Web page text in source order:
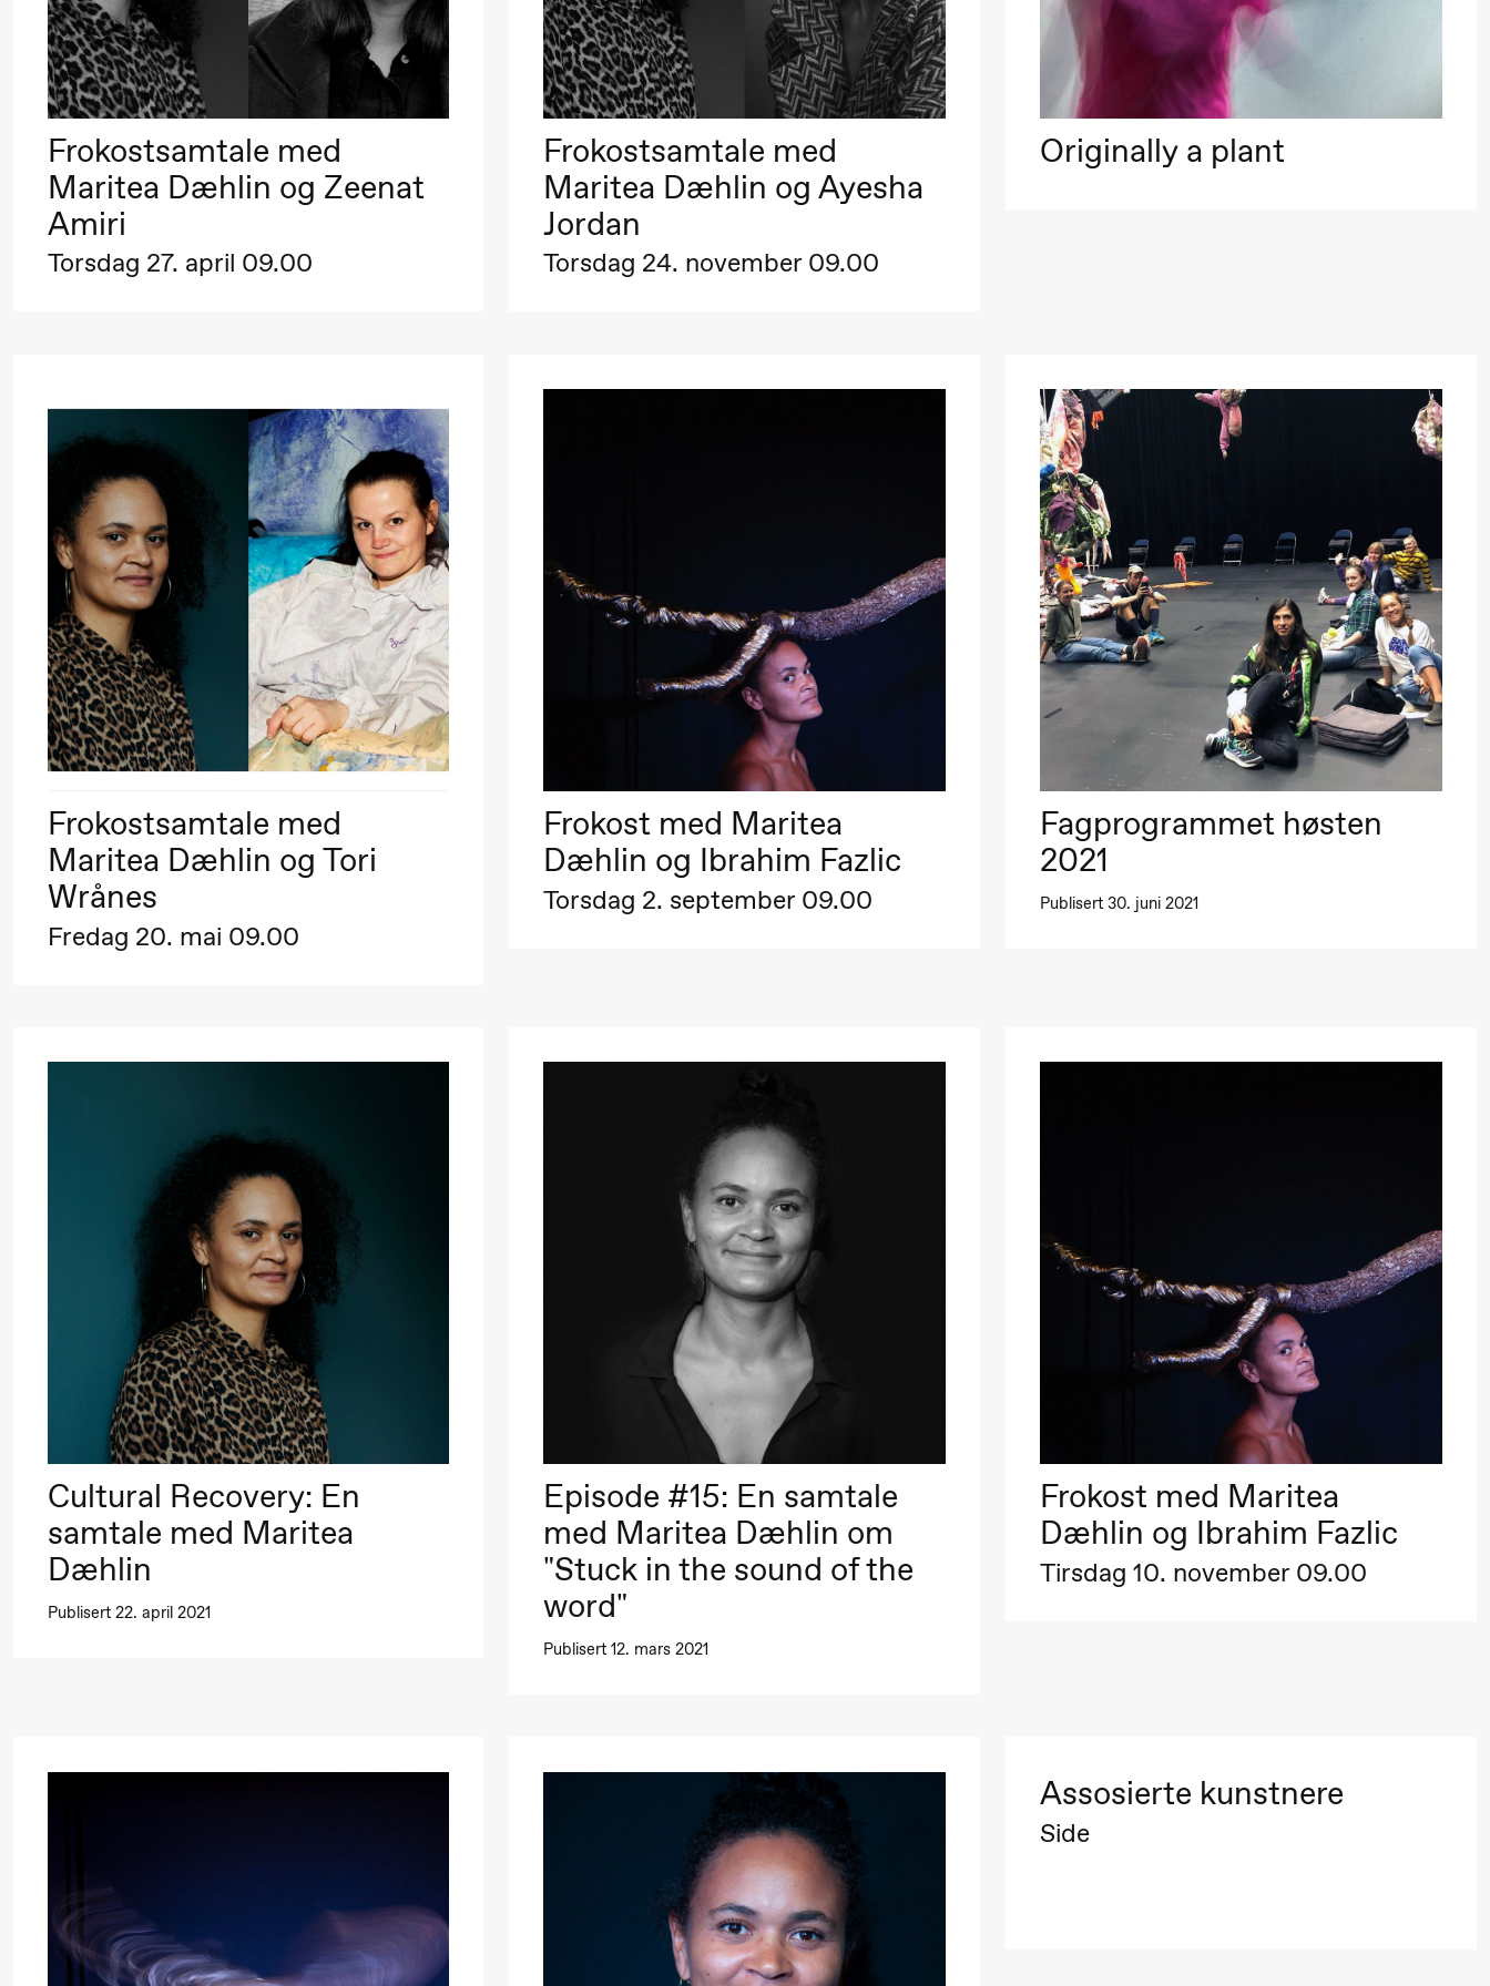
Mohamed
Mohamed
Male
Fantasies
21.00 Boglárka
Börcsök &
Andreas
Store scene (Black Box teater)
Lørdag 12. september
Yuri
Umemoto /​
Oslo
Sinfonietta /​
Ivar Furre
Aam
crypt_ –
Animeopera
av Yuri
Store scene (Black Box teater)
Fredag 18. september
20.00 Pinquins
Hi sida
Lørdag 19. september
Pinquins
& Kjersti
Alm
Eriksen
Hi sida
Fredag 25. september
19.00 Rosalind
Goldberg
Ornate
Store scene (Black Box teater)
Goldberg
Søndag 27. september
19.00 Rosalind Store scene (Black Box teater)
Frokostsamtale med
Maritea Dæhlin og Zeenat
Amiri
Torsdag 27. april 09.00
Frokostsamtale med
Maritea Dæhlin og Ayesha
Jordan
Torsdag 24. november 09.00
Originally a plant
Frokostsamtale med
Maritea Dæhlin og Tori
Wrånes
Fredag 20. mai 09.00
Frokost med Maritea
Dæhlin og Ibrahim Fazlic
Torsdag 2. september 09.00
Fagprogrammet høsten
2021
Publisert 30. juni 2021
Cultural Recovery: En
samtale med Maritea
Dæhlin
Publisert 22. april 2021
Episode #15: En samtale
med Maritea Dæhlin om
"Stuck in the sound of the
word"
Publisert 12. mars 2021
Frokost med Maritea
Dæhlin og Ibrahim Fazlic
Tirsdag 10. november 09.00
Assosierte kunstnere
Side